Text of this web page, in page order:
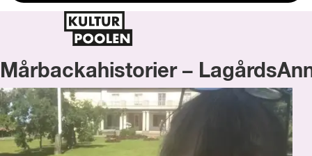
Mårbackahistorier –